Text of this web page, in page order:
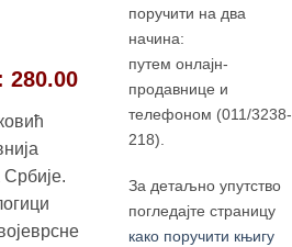
рсд.
: 280.00
поручити на два
начина:
путем онлајн-
продавнице и
телефоном (011/3238-
218).
За детаљно упутство
погледајте страницу
како поручити књигу